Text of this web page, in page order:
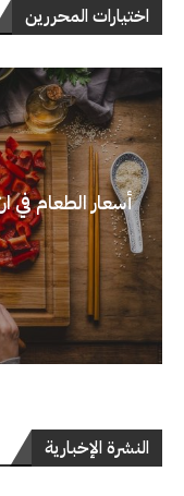
اختيارات المحررين
أسعار الطعام في
النشرة الإخبارية